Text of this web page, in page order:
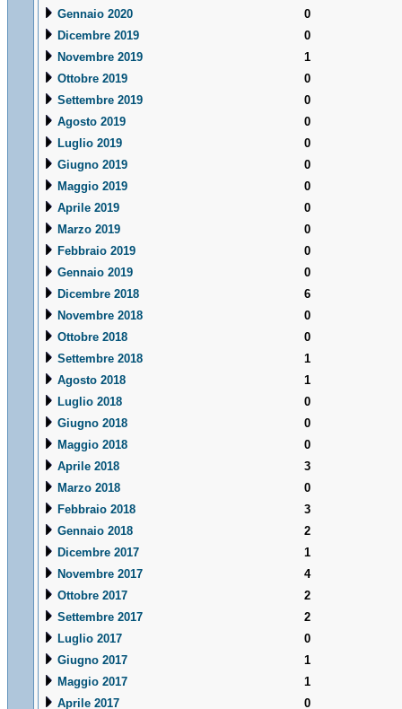
Gennaio 2020
0
Dicembre 2019
0
Novembre 2019
1
Ottobre 2019
0
Settembre 2019
0
Agosto 2019
0
Luglio 2019
0
Giugno 2019
0
Maggio 2019
0
Aprile 2019
0
Marzo 2019
0
Febbraio 2019
0
Gennaio 2019
0
Dicembre 2018
6
Novembre 2018
0
Ottobre 2018
0
Settembre 2018
1
Agosto 2018
1
Luglio 2018
0
Giugno 2018
0
Maggio 2018
0
Aprile 2018
3
Marzo 2018
0
Febbraio 2018
3
Gennaio 2018
2
Dicembre 2017
1
Novembre 2017
4
Ottobre 2017
2
Settembre 2017
2
Luglio 2017
0
Giugno 2017
1
Maggio 2017
1
Aprile 2017
0